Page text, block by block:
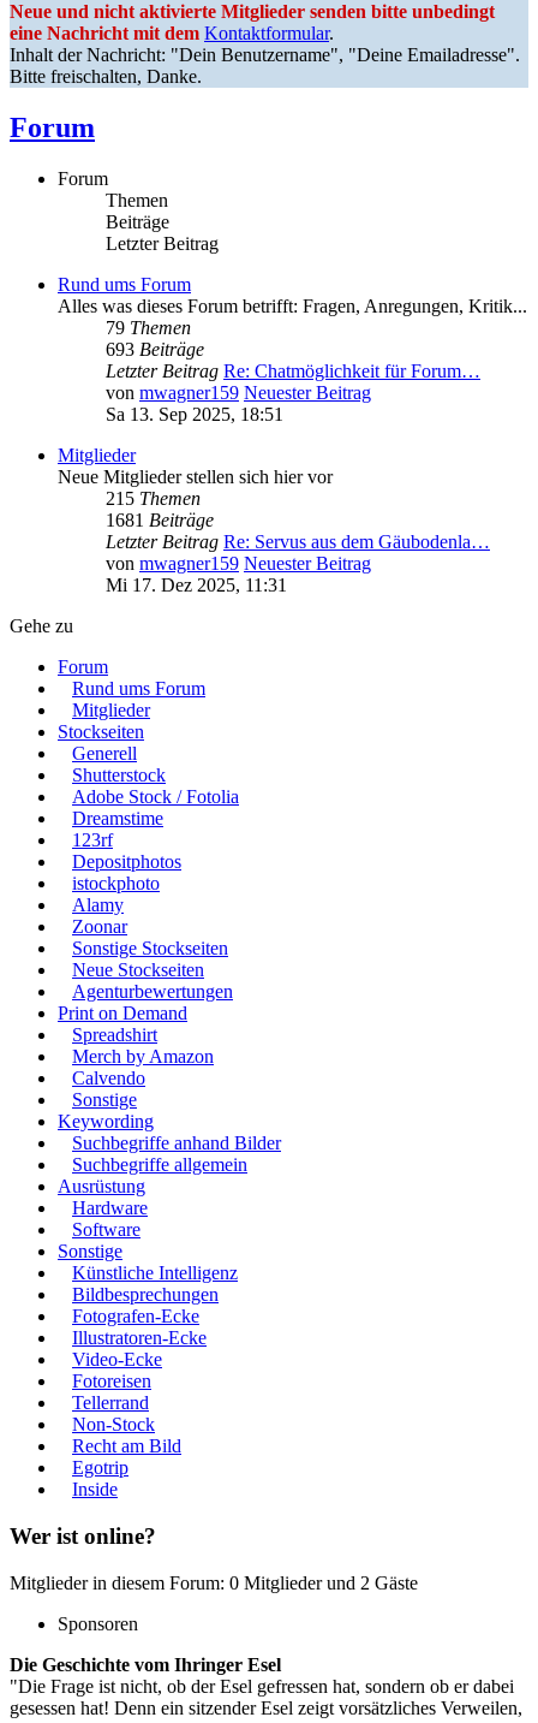
Neue und nicht aktivierte Mitglieder senden bitte unbedingt
eine Nachricht mit dem Kontaktformular.
Inhalt der Nachricht: "Dein Benutzername", "Deine Emailadresse".
Bitte freischalten, Danke.
Forum
Forum
Themen
Beiträge
Letzter Beitrag
Rund ums Forum
Alles was dieses Forum betrifft: Fragen, Anregungen, Kritik...
79 Themen
693 Beiträge
Letzter Beitrag Re: Chatmöglichkeit für Forum…
von mwagner159 Neuester Beitrag
Sa 13. Sep 2025, 18:51
Mitglieder
Neue Mitglieder stellen sich hier vor
215 Themen
1681 Beiträge
Letzter Beitrag Re: Servus aus dem Gäubodenla…
von mwagner159 Neuester Beitrag
Mi 17. Dez 2025, 11:31
Gehe zu
Forum
Rund ums Forum
Mitglieder
Stockseiten
Generell
Shutterstock
Adobe Stock / Fotolia
Dreamstime
123rf
Depositphotos
istockphoto
Alamy
Zoonar
Sonstige Stockseiten
Neue Stockseiten
Agenturbewertungen
Print on Demand
Spreadshirt
Merch by Amazon
Calvendo
Sonstige
Keywording
Suchbegriffe anhand Bilder
Suchbegriffe allgemein
Ausrüstung
Hardware
Software
Sonstige
Künstliche Intelligenz
Bildbesprechungen
Fotografen-Ecke
Illustratoren-Ecke
Video-Ecke
Fotoreisen
Tellerrand
Non-Stock
Recht am Bild
Egotrip
Inside
Wer ist online?
Mitglieder in diesem Forum: 0 Mitglieder und 2 Gäste
Sponsoren
Die Geschichte vom Ihringer Esel
"Die Frage ist nicht, ob der Esel gefressen hat, sondern ob er dabei
gesessen hat! Denn ein sitzender Esel zeigt vorsätzliches Verweilen,